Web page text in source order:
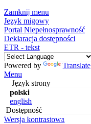
Zamknij menu
Język migowy
Portal Niepełnosprawność
Deklaracja dostępności
ETR - tekst
Powered by
Translate
Menu
Język strony
polski
english
Dostępność
Wersja kontrastowa